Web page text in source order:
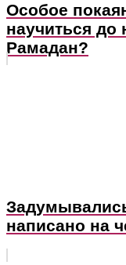
Особое
научиться до
Рамадан?
написано на